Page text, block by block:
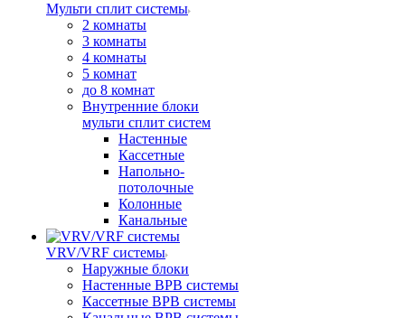
Мульти сплит системы
2 комнаты
3 комнаты
4 комнаты
5 комнат
до 8 комнат
Внутренние блоки
мульти сплит систем
Настенные
Кассетные
Напольно-
потолочные
Колонные
Канальные
VRV/VRF системы
Наружные блоки
Настенные ВРВ системы
Кассетные ВРВ системы